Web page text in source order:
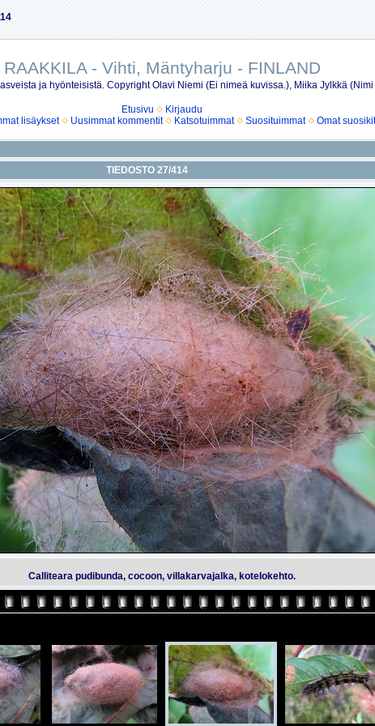
RAAKKILA - Vihti, Mäntyharju - FINLAND
ja hyönteisistä. Copyright Olavi Niemi (Ei nimeä kuvissa.), Miika Jylkkä
Etusivu
Kirjaudu
lisäykset Uusimmat kommentit Katsotuimmat Suosituimmat Omat suosikit
TIEDOSTO 27/414
Calliteara pudibunda, cocoon, villakarvajalka, kotelokehto.